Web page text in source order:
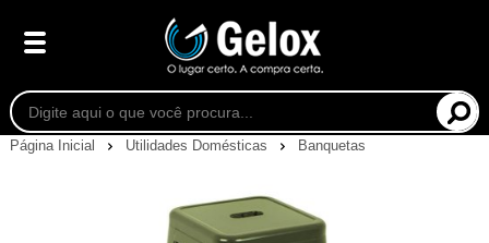
Página Inicial Utilidades Domésticas Banquetas